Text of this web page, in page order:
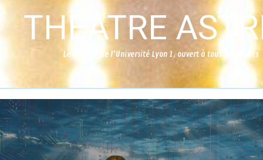
THÉATRE
Le théâtre de l'Université Lyon 1, ouvert à tous les publics